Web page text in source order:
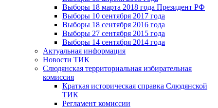
Выборы 18 марта 2018 года Президент РФ
Выборы 10 сентября 2017 года
Выборы 18 сентября 2016 года
Выборы 27 сентября 2015 года
Выборы 14 сентября 2014 года
Актуальная информация
Новости ТИК
Слюдянская территориальная избирательная
комиссия
Краткая историческая справка Слюдянской
ТИК
Регламент комиссии